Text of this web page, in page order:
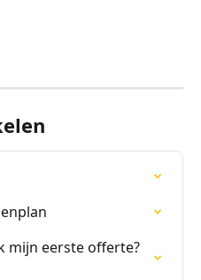
mijn eerste offerte?